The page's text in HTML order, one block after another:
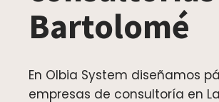
Bartolomé
En Olbia System diseñamos
empresas de consultoría en